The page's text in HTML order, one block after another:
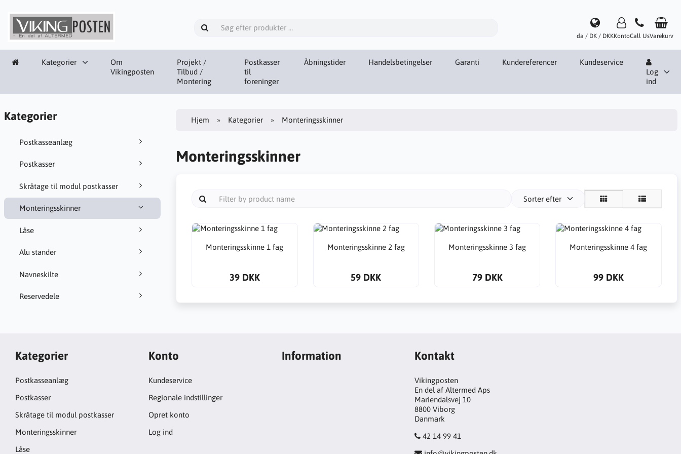
da / DK / DKKKontoCall UsVarekurv
Kategorier
Om
Vikingposten
Projekt /
Tilbud /
Montering
Postkasser
til
foreninger
Åbningstider Handelsbetingelser Garanti Kundereferencer
Kundeservice
Log
ind
Kategorier
Postkasseanlæg
Postkasser
Skråtage til modul postkasser
Monteringsskinner
Låse
Alu stander
Navneskilte
Reservedele
Hjem Kategorier Monteringsskinner
Monteringsskinner
Sorter efter
Monteringsskinne 1 fag
39 DKK
Monteringsskinne 2 fag
59 DKK
Monteringsskinne 3 fag
79 DKK
Monteringsskinne 4 fag
99 DKK
Kategorier
Postkasseanlæg
Postkasser
Skråtage til modul postkasser
Monteringsskinner
Låse
Konto
Kundeservice
Regionale indstillinger
Opret konto
Log ind
Information Kontakt
Vikingposten
En del af Altermed Aps
Mariendalsvej 10
8800 Viborg
Danmark
42 14 99 41